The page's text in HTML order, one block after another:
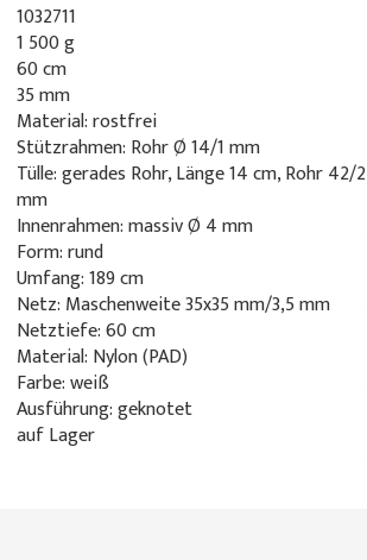
1032711
1 500 g
60 cm
35 mm
Material: rostfrei
Stützrahmen: Rohr Ø 14/1 mm
Tülle: gerades Rohr, Länge 14 cm, Rohr 42/2
mm
Innenrahmen: massiv Ø 4 mm
Form: rund
Umfang: 189 cm
Netz: Maschenweite 35x35 mm/3,5 mm
Netztiefe: 60 cm
Material: Nylon (PAD)
Farbe: weiß
Ausführung: geknotet
auf Lager